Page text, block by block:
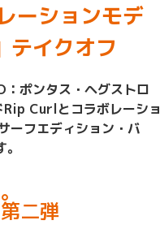
ーションモデ
テイクオフ
ポンタス・ヘグストロ
Rip Curlとコラボレーショ
ーフエディション・バ
二弾